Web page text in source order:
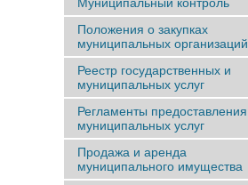
Положения о закупках
муниципальных организаций
Реестр государственных и
муниципальных услуг
Регламенты предоставления
муниципальных услуг
Продажа и аренда
муниципального имущества